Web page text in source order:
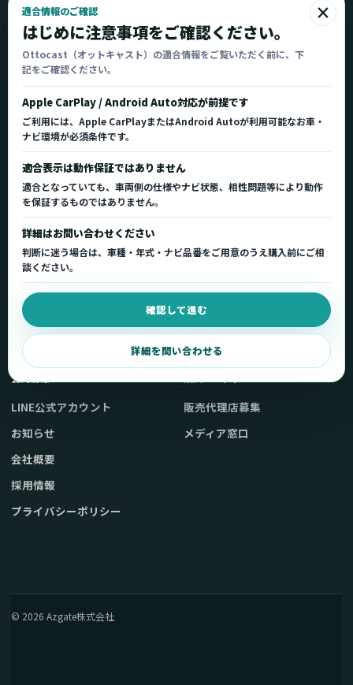
×
適合情報のご確認
はじめに注意事項をご確認ください。
Ottocast（オットキャスト）の適合情報をご覧いただく前に、下
記をご確認ください。
Apple CarPlay / Android Auto対応が前提です
ご利用には、Apple CarPlayまたはAndroid Autoが利用可能なお車・
ナビ環境が必須条件です。
適合表示は動作保証ではありません
適合となっていても、車両側の仕様やナビ状態、相性問題等により動作
を保証するものではありません。
詳細はお問い合わせください
判断に迷う場合は、車種・年式・ナビ品番をご用意のうえ購入前にご相
談ください。
確認して進む
詳細を問い合わせる
Ottocast
オットキャスト
Ottocast正規販売代理店 Azgate株式会社
Ottocast（オットキャスト）の製品情報、車種適
合、サポート情報を日本国内向けに整理してご案内し
ます。
正規販売代理店 車種適合情報 国内サポート窓口
製品を探す
製品一覧
車種適合を確認
用途から製品を選ぶ
取扱店舗・購入先
弊社販売ストアへ
Q&A・症状別サポート
起動不良復旧サービス
公式情報
LINE公式アカウント
お知らせ
会社概要
採用情報
プライバシーポリシー
販売代理店募集
メディア窓口
© 2026 Azgate株式会社